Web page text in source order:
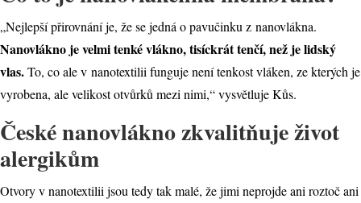
„Nejlepší přirovnání je, že se jedná o pavučinku z nanovlákna.
Nanovlákno je velmi tenké vlákno, tisíckrát tenčí, než je lidský
vlas.To, co ale v nanotextilii funguje není tenkost vláken, ze kterých je
vyrobena, ale velikost otvůrků mezi nimi,“ vysvětluje Kůs.
České nanovlákno zkvalitňuje život
alergikům
Otvory v nanotextilii jsou tedy tak malé, že jimi neprojde ani roztoč ani